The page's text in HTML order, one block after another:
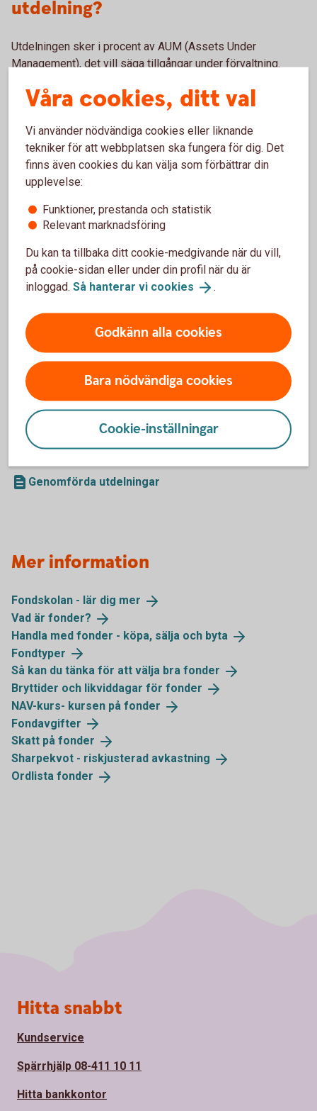
utdelning?
Utdelningen sker i procent av AUM (Assets Under
Management), det vill säga tillgångar under förvaltning.
procent som delas ut kan skilja sig ganska mycket från
Utdelning i Swedbank Roburs
fonder
Här ser du vilka av Swedbanks fonder som kan komma att
ge utdelning.
Corporate Bond Europe High Yield B
Corporate Bond Nordic High Yield B
Global High Dividend B
Obligation B
Selektiv Sverige B
Stiftelsefond B (betalar alltid ut 5 procent)
Sverige J
Talenten Aktiefond Mega J
Talenten Räntefond Mega B
Genomförda utdelningar
Mer information
Fondskolan - lär dig mer
Vad är fonder?
Handla med fonder - köpa, sälja och byta
Fondtyper
Så kan du tänka för att välja bra fonder
Bryttider och likviddagar för fonder
NAV-kurs- kursen på fonder
Fondavgifter
Skatt på fonder
Sharpekvot - riskjusterad avkastning
Ordlista fonder
Våra cookies, ditt val
Vi använder nödvändiga cookies eller liknande
tekniker för att webbplatsen ska fungera för dig. Det
finns även cookies du kan välja som förbättrar din
upplevelse:
Funktioner, prestanda och statistik
Relevant marknadsföring
Du kan ta tillbaka ditt cookie-medgivande när du vill,
på cookie-sidan eller under din profil när du är
inloggad. Så hanterar vi cookies .
Godkänn alla cookies
Bara nödvändiga cookies
Cookie-inställningar
Sidfot
Hitta snabbt
Kundservice
Spärrhjälp 08-411 10 11
Hitta bankkontor